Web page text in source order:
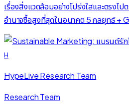
เรื่องสิ่งแวดล้อมอย่างโปร่งใสและตรงไ
อำนาจซื้อสูงที่สุดในอนาคต 5 กลยุทธ์ +
H
HypeLive Research Team
Research Team